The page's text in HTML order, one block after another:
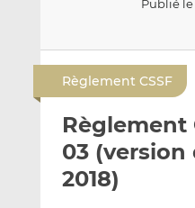
Publié le
Règlement CSSF
Règlement
03 (version
2018)